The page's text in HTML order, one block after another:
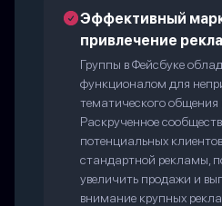
Эффективный
привлечение
Группы в Фейсбуке
функционалом для
тематического общения
Раскрученное
потенциальных
стандартной рекламы,
увеличить продажи и
внимание крупных